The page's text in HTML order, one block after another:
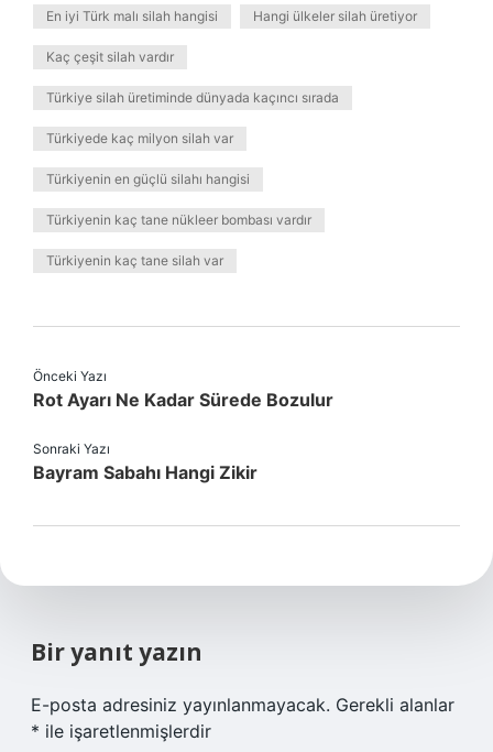
En iyi Türk malı silah hangisi Hangi ülkeler silah üretiyor
Kaç çeşit silah vardır
Türkiye silah üretiminde dünyada kaçıncı sırada
Türkiyede kaç milyon silah var
Türkiyenin en güçlü silahı hangisi
Türkiyenin kaç tane nükleer bombası vardır
Türkiyenin kaç tane silah var
Önceki Yazı
Rot Ayarı Ne Kadar Sürede Bozulur
Sonraki Yazı
Bayram Sabahı Hangi Zikir
Bir yanıt yazın
E-posta adresiniz yayınlanmayacak. Gerekli alanlar
* ile işaretlenmişlerdir